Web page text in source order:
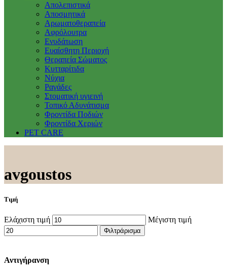
Απολεπιστικά
Αποσμητικά
Αρωματοθεραπεία
Αφρόλουτρα
Ενυδάτωση
Ευαίσθητη Περιοχή
Θεραπεία Σώματος
Κυτταρίτιδα
Νύχια
Ραγάδες
Στοματική υγιεινή
Τοπικό Αδυνάτισμα
Φροντίδα Ποδιών
Φροντίδα Χεριών
PET CARE
avgoustos
Τιμή
Ελάχιστη τιμή Μέγιστη τιμή
Φιλτράρισμα
Αντιγήρανση